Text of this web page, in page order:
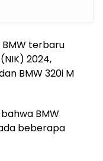
terbaru
2024,
BMW 320i M
BMW
beberapa